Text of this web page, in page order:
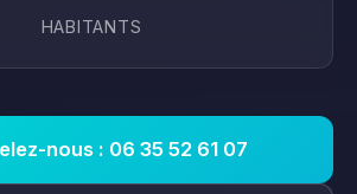
HABITANTS
nous : 06 35 52 61 07